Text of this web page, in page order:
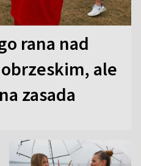
rana nad
ale
zasada